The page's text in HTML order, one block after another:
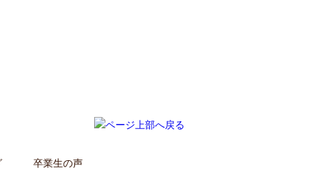
卒業生の声